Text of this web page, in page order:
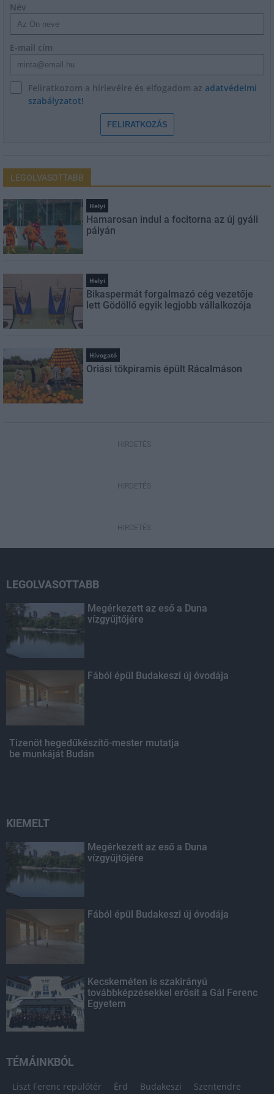
Név
E-mail cím
Feliratkozom a hírlevélre és elfogadom az adatvédelmi
szabályzatot!
FELIRATKOZÁS
LEGOLVASOTTABB
Helyi
Hamarosan indul a focitorna az új gyáli
pályán
Helyi
Bikaspermát forgalmazó cég vezetője
lett Gödöllő egyik legjobb vállalkozója
Hívogató
Óriási tökpiramis épült Rácalmáson
HIRDETÉS
HIRDETÉS
HIRDETÉS
LEGOLVASOTTABB
Megérkezett az eső a Duna
vízgyűjtőjére
Fából épül Budakeszi új óvodája
Tizenöt hegedűkészítő-mester mutatja
be munkáját Budán
KIEMELT
Megérkezett az eső a Duna
vízgyűjtőjére
Fából épül Budakeszi új óvodája
Kecskeméten is szakirányú
továbbképzésekkel erősít a Gál Ferenc
Egyetem
TÉMÁINKBÓL
Liszt Ferenc repülőtér Érd Budakeszi Szentendre